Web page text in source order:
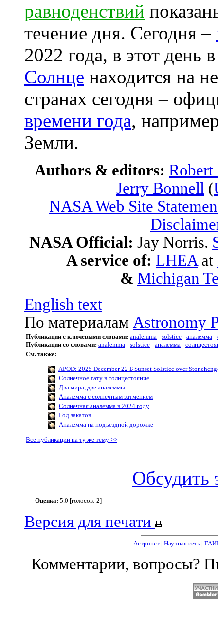
равноденствий
течение дня. Сегодня –
2022 года, в этот
Солнце находится на
странах сегодня –
времени года,
Земли.
Authors & editors:
Jerry Bonnell (
NASA Web Site
NASA Official: Jay Norris.
A service of: LHEA at
& Michigan
English text
По материалам Astronomy
Публикации с ключевыми словами: analemma - solstice - аналемма -
Публикации со словами: analemma - solstice - аналемма -
См. также:
APOD: 2025 December 22 Б Sunset Solstice over
Солнечное тату в солнцестояние
Два мира, две аналеммы
Аналемма с солнечным затмением
Солнечная аналемма в 2024 году
Год закатов
Аналемма на подъездной дорожке
Все публикации на ту же тему >>
Обсудить
Оценка: 5.0 [голосов: 2]
Версия для печати
Астронет| Научная сеть|
Комментарии, вопросы?